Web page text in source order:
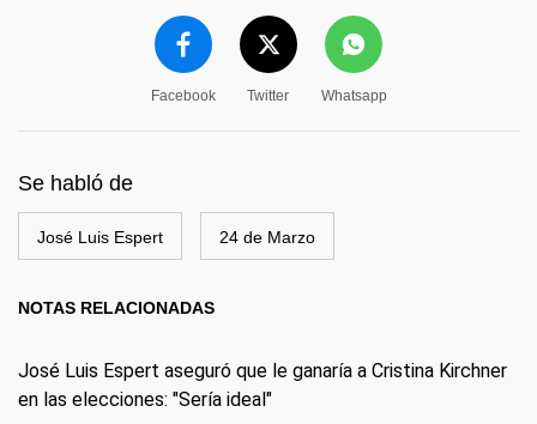
Facebook Twitter Whatsapp
Se habló de
José Luis Espert 24 de Marzo
NOTAS RELACIONADAS
José Luis Espert aseguró que le ganaría a Cristina Kirchner
en las elecciones: "Sería ideal"